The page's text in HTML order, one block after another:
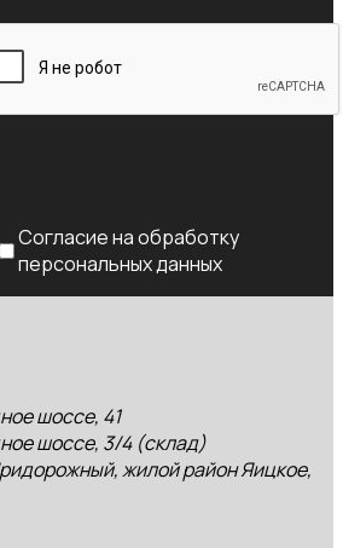
Согласие на обработку
персональных данных
шоссе, 41
шоссе, 3/4 (склад)
жилой район Яицкое,